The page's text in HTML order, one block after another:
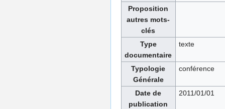
Proposition
autres mots-
clés
Type
documentaire
texte
Typologie
Générale
conférence
Date de
publication
2011/01/01